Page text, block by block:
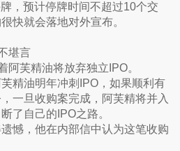
，预计停牌时间不超过10个交
快就会落地对外宣布。
堪言
阿芙精油将放弃独立IPO。
精油明年冲刺IPO，如果顺利有
一旦收购案完成，阿芙精将并入
了自己的IPO之路。
憾，他在内部信中认为这笔收购